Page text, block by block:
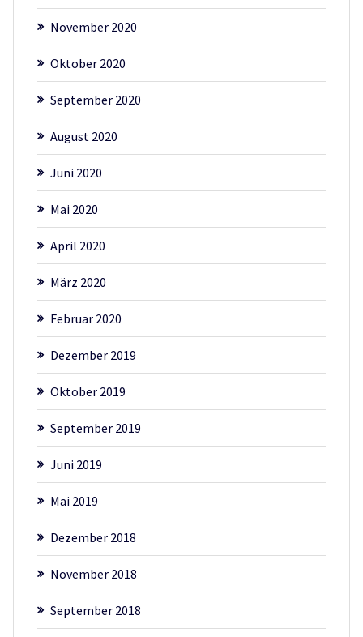
November 2020
Oktober 2020
September 2020
August 2020
Juni 2020
Mai 2020
April 2020
März 2020
Februar 2020
Dezember 2019
Oktober 2019
September 2019
Juni 2019
Mai 2019
Dezember 2018
November 2018
September 2018